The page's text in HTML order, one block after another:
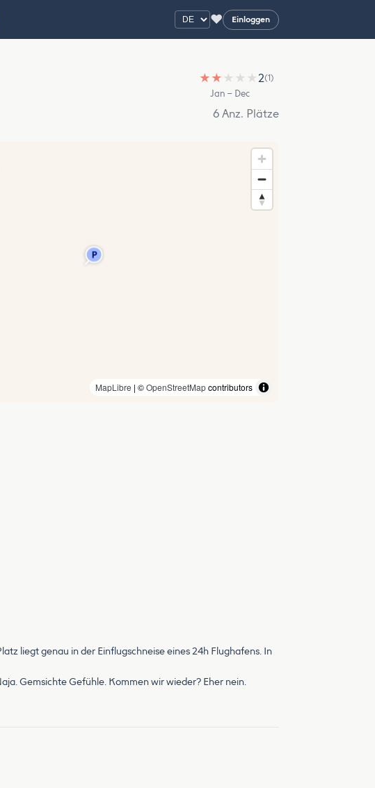
♥ Einloggen
★ ★ ★ ★ ★2(1)
Jan – Dec
6 Anz. Plätze
MapLibre | ©OpenStreetMapcontributors
liegt genau in der Einflugschneise eines 24h Flughafens. In
Gemsichte Gefühle. Kommen wir wieder? Eher nein.